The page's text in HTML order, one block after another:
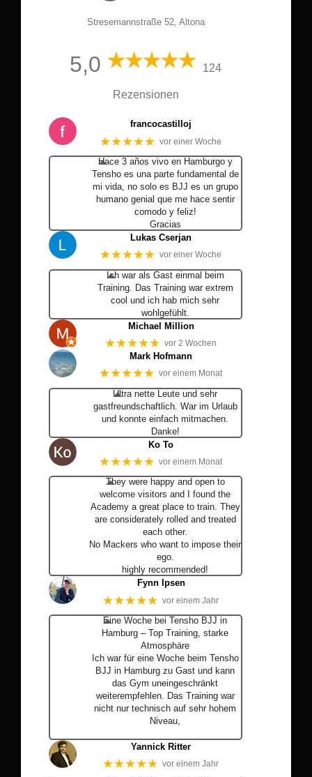
Stresemannstraße 52, Altona
5,0 124
Rezensionen
francocastilloj
★★★★★ vor einer Woche
Hace 3 años vivo en Hamburgo y
Tensho es una parte fundamental de
mi vida, no solo es BJJ es un grupo
humano genial que me hace sentir
comodo y feliz!
Gracias
Lukas Cserjan
★★★★★ vor einer Woche
Ich war als Gast einmal beim
Training. Das Training war extrem
cool und ich hab mich sehr
wohlgefühlt.
Michael Million
★★★★★ vor 2 Wochen
Mark Hofmann
★★★★★ vor einem Monat
Ultra nette Leute und sehr
gastfreundschaftlich. War im Urlaub
und konnte einfach mitmachen.
Danke!
Ko To
★★★★★ vor einem Monat
They were happy and open to
welcome visitors and I found the
Academy a great place to train. They
are considerately rolled and treated
each other.
No Mackers who want to impose their
ego.
highly recommended!
Fynn Ipsen
★★★★★ vor einem Jahr
Eine Woche bei Tensho BJJ in
Hamburg – Top Training, starke
Atmosphäre
Ich war für eine Woche beim Tensho
BJJ in Hamburg zu Gast und kann
das Gym uneingeschränkt
weiterempfehlen. Das Training war
nicht nur technisch auf sehr hohem
Niveau,
Yannick Ritter
★★★★★ vor einem Jahr